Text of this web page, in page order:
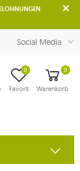
Social Media
Favorit
0 0
Warenkorb